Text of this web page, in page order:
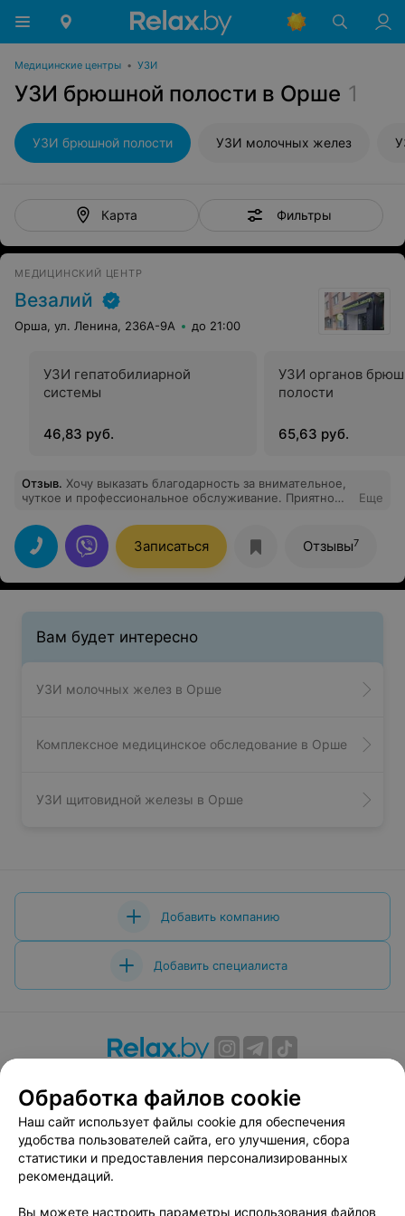
Медицинские центры • УЗИ
УЗИ брюшной полости в Орше 1
УЗИ брюшной полости УЗИ молочных желез
Карта Фильтры
МЕДИЦИНСКИЙ ЦЕНТР
Везалий
Орша, ул. Ленина, 236А-9А до 21:00
УЗИ гепатобилиарной
системы
46,83 руб.
УЗИ органов
полости
65,63 руб.
Отзыв. Хочу выказать благодарность за внимательное,
чуткое и профессиональное обслуживание. Приятно
ситуацию, активно используют современные методы в
общении с пациентами.
Еще
Записаться Отзывы7
Вам будет интересно
УЗИ молочных желез в Орше
Комплексное медицинское обследование в Орше
УЗИ щитовидной железы в Орше
Добавить компанию
Добавить специалиста
Вакансии
Публичный договор
Способы оплаты
Публичный договор по использованию сервиса
«Афиша»
Пользовательское соглашение
Обработка файлов cookie
Наш сайт использует файлы cookie для обеспечения
удобства пользователей сайта, его улучшения, сбора
статистики и предоставления персонализированных
рекомендаций.
Вы можете настроить параметры использования файлов